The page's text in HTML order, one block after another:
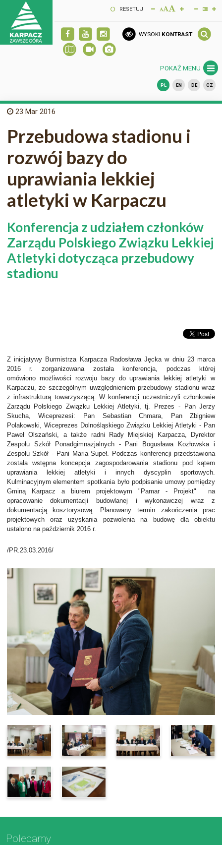
RESETUJ
WYSOKI KONTRAST
POKAŻ MENU
PL EN DE CZ
23 Mar 2016
Przebudowa stadionu i
rozwój bazy do
uprawiania lekkiej
atletyki w Karpaczu
Konferencja z udziałem członków
Zarządu Polskiego Związku Lekkiej
Atletyki dotycząca przebudowy
stadionu
Z inicjatywy Burmistrza Karpacza Radosława Jęcka w dniu 23 marca
2016r. zorganizowana została konferencja, podczas której
omówiono możliwości rozwoju bazy do uprawiania lekkiej atletyki w
Karpaczu, ze szczególnym uwzględnieniem przebudowy stadionu wraz
z infrastrukturą towarzyszącą. W konferencji uczestniczyli członkowie
Zarządu PolskiegoZwiązku Lekkiej Atletyki, tj. Prezes - Pan Jerzy
Skucha, Wiceprezesi:
Pan Sebastian Chmara, Pan Zbigniew
Polakowski, Wiceprezes Dolnośląskiego Związku Lekkiej Atletyki - Pan
Paweł Olszański, a także radni
Rady Miejskiej Karpacza, Dyrektor
Zespołu Szkół
Ponadgimnazjalnych - Pani Bogusława Kozłowska i
Zespołu Szkół - Pani Maria Supeł. Podczas konferencji przedstawiona
została wstępna
koncepcja zagospodarowania stadionu pod kątem
uprawiania lekkiej atletyki i innych dyscyplin sportowych.
Kulminacyjnym elementemspotkania było podpisanie umowy pomiędzy
Gminą Karpacz a biurem projektowym "Pamar - Projekt" na
opracowanie dokumentacji budowlanej i wykonawczej wraz z
dokumentacją kosztorysową. Planowany termin zakończenia prac
projektowych oraz uzyskania pozwolenia na budowę dlaobiektu
ustalono na październik 2016 r.
/PR.23.03.2016/
Polecamy